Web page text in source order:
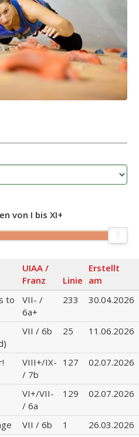
von I bis XI+
UIAA /
Franz
Linie
Erstellt
am
to
VII- /
6a+
233 30.04.2026
VII / 6b 25 11.06.2026
VIII+/IX-
/ 7b
127 02.07.2026
VI+/VII-
/ 6a
129 02.07.2026
VII / 6b 1
26.03.2026